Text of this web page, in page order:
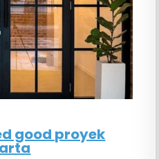
good proyek